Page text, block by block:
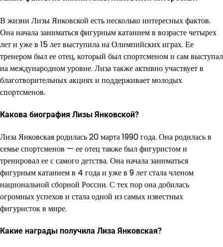
В жизни Лизы Янковской есть несколько интересных фактов.
Она начала заниматься фигурным катанием в возрасте четырех
лет и уже в 15 лет выступила на Олимпийских играх. Ее
тренером был ее отец, который был спортсменом и сам выступал
на международном уровне. Лиза также активно участвует в
благотворительных акциях и поддерживает молодых
спортсменов.
Какова биография Лизы Янковской?
Лиза Янковская родилась 20 марта 1990 года. Она родилась в
семье спортсменов — ее отец также был фигуристом и
тренировал ее с самого детства. Она начала заниматься
фигурным катанием в 4 года и уже в 9 лет стала членом
национальной сборной России. С тех пор она добилась
огромных успехов и стала одной из самых известных
фигуристок в мире.
Какие награды получила Лиза Янковская?